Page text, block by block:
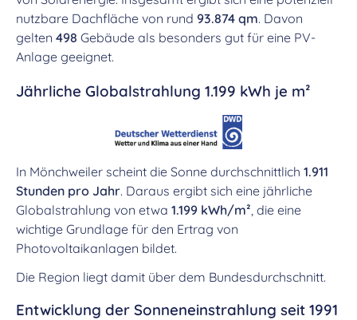
nutzbare Dachfläche von rund 93.874 qm. Davon
gelten 498 Gebäude als besonders gut für eine PV-
Anlage geeignet.
Jährliche Globalstrahlung 1.199 kWh je m²
In Mönchweiler scheint die Sonne durchschnittlich 1.911
Stunden pro Jahr. Daraus ergibt sich eine jährliche
Globalstrahlung von etwa 1.199 kWh/m², die eine
wichtige Grundlage für den Ertrag von
Photovoltaikanlagen bildet.
Die Region liegt damit über dem Bundesdurchschnitt.
Entwicklung der Sonneneinstrahlung seit 1991